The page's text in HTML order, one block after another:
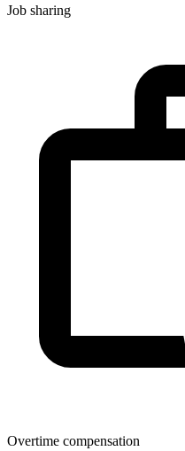
Job sharing
Overtime compensation